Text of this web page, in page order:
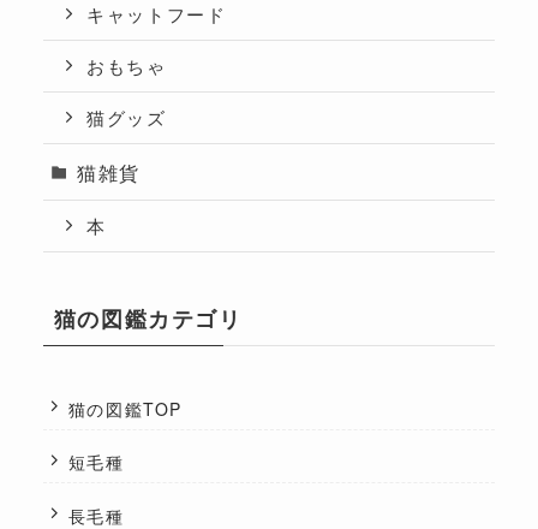
キャットフード
おもちゃ
猫グッズ
猫雑貨
本
猫の図鑑カテゴリ
猫の図鑑TOP
短毛種
長毛種